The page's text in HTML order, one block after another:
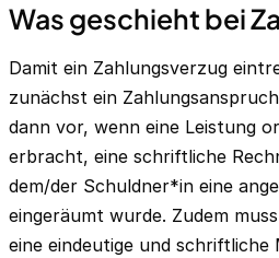
Was geschieht bei
Damit ein Zahlungsverzug
zunächst ein
dann vor, wenn eine Leistung
erbracht, eine schriftliche
dem/der Schuldner*in eine
eingeräumt wurde. Zudem
eine eindeutige und schriftliche